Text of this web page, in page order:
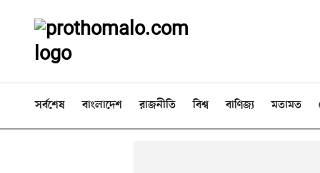
সর্বশেষ বাংলাদেশ রাজনীতি বিশ্ব বাণিজ্য মতামত